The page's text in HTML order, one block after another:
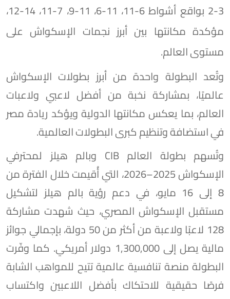
3-2 بواقع أشواط 6-11، 11-6، 11-9، 7-11، 14-12،
مؤكدة مكانتها بين أبرز نجمات الإسكواش على
مستوى العالم.
وتُعد البطولة واحدة من أبرز بطولات الإسكواش
عالميًا، بمشاركة نخبة من أفضل لاعبي ولاعبات
العالم، بما يعكس مكانتها الدولية ويؤكد ريادة مصر
في استضافة وتنظيم كبرى البطولات العالمية.
وتُسهم بطولة العالم CIB وبالم هيلز لمحترفي
الإسكواش 2025–2026، التي أُقيمت خلال الفترة من
8 إلى 16 مايو، في دعم رؤية بالم هيلز لتشكيل
مستقبل الإسكواش المصري، حيث شهدت مشاركة
128 لاعبًا ولاعبة من أكثر من 50 دولة، بإجمالي جوائز
مالية يصل إلى 1,300,000 دولار أمريكي. كما وفّرت
البطولة منصة تنافسية عالمية تتيح للمواهب الشابة
فرصًا حقيقية للاحتكاك بأفضل اللاعبين واكتساب